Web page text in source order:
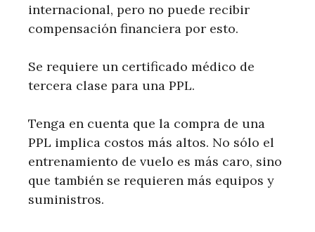
internacional, pero no puede recibir
compensación financiera por esto.
Se requiere un certificado médico de
tercera clase para una PPL.
Tenga en cuenta que la compra de una
PPL implica costos más altos. No sólo el
entrenamiento de vuelo es más caro, sino
que también se requieren más equipos y
suministros.